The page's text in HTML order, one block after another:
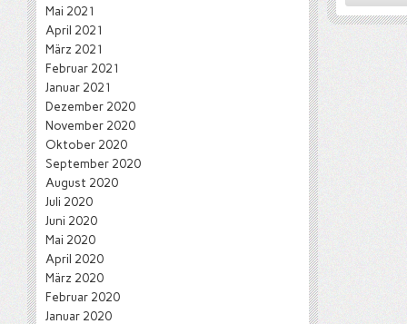
Mai 2021
April 2021
März 2021
Februar 2021
Januar 2021
Dezember 2020
November 2020
Oktober 2020
September 2020
August 2020
Juli 2020
Juni 2020
Mai 2020
April 2020
März 2020
Februar 2020
Januar 2020